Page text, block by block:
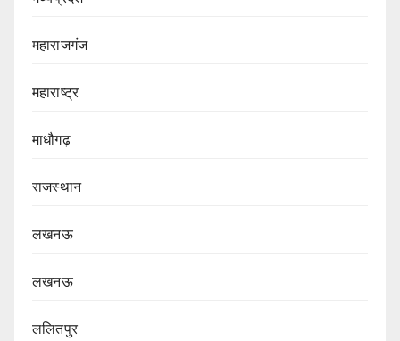
महाराजगंज
महाराष्ट्र
माधौगढ़
राजस्थान
लखनऊ
लखनऊ
ललितपुर